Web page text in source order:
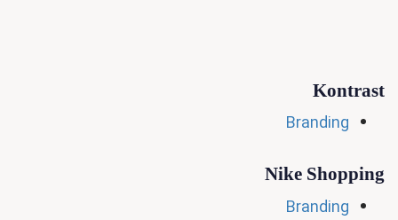
Kontrast
Branding
Nike Shopping
Branding